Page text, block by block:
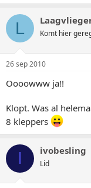
L Komt hier
26 sep 2010
Oooowww ja!!
Klopt. Was al
8 kleppers
I ivobesling
Lid